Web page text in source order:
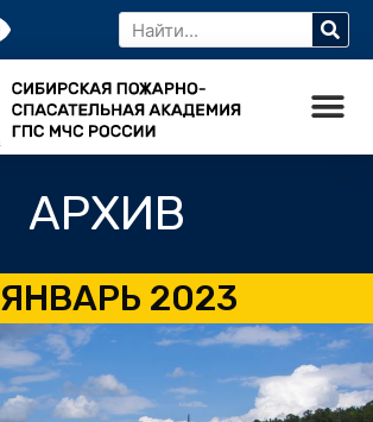
АРХИВ
ЯНВАРЬ 2023